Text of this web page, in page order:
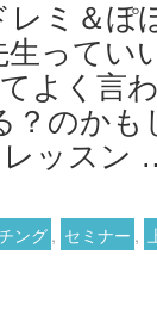
ミ＆ぽ
ってい
よく言
？のか
レッス
ング, セミナー ,